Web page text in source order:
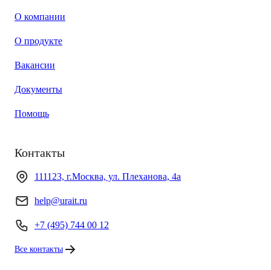
О компании
О продукте
Вакансии
Документы
Помощь
Контакты
111123, г.Москва, ул. Плеханова, 4а
help@urait.ru
+7 (495) 744 00 12
Все контакты